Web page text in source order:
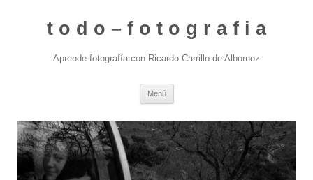
t o d o – f o t o g r a f i a
Aprende fotografía con Ricardo Carrillo de Albornoz
Menú